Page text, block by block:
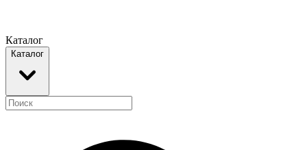
Каталог
Каталог